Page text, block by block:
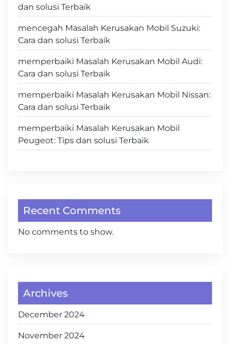
dan solusi Terbaik
mencegah Masalah Kerusakan Mobil Suzuki:
Cara dan solusi Terbaik
memperbaiki Masalah Kerusakan Mobil Audi:
Cara dan solusi Terbaik
memperbaiki Masalah Kerusakan Mobil Nissan:
Cara dan solusi Terbaik
memperbaiki Masalah Kerusakan Mobil
Peugeot: Tips dan solusi Terbaik
Recent Comments
No comments to show.
Archives
December 2024
November 2024